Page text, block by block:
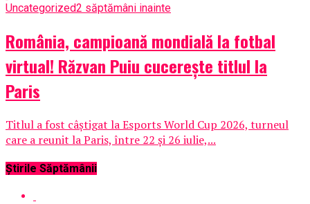
Uncategorized2 săptămâni inainte
România, campioană mondială la fotbal
virtual! Răzvan Puiu cucerește titlul la
Paris
Titlul a fost câștigat la Esports World Cup 2026, turneul
care a reunit la Paris, între 22 și 26 iulie,...
Știrile Săptămânii